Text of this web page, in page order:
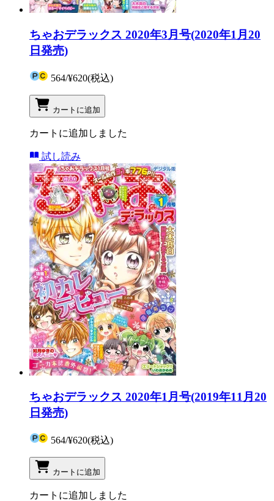
ちゃおデラックス 2020年3月号(2020年1月20
日発売)
564/¥620(税込)
カートに追加
カートに追加しました
試し読み
ちゃおデラックス 2020年1月号(2019年11月20
日発売)
564/¥620(税込)
カートに追加
カートに追加しました